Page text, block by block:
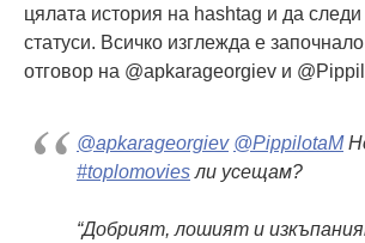
цялата история на hashtag и да
статуси. Всичко изглежда е
отговор на @apkarageorgiev и
@apkarageorgiev @PippilotaM
#toplomovies ли усещам?
“Добрият, лошият и